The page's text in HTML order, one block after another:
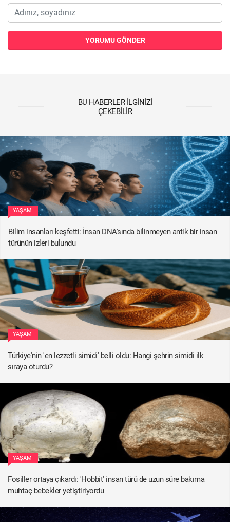
YORUMU GÖNDER
BU HABERLER İLGINIZI
ÇEKEBILIR
YAŞAM
Bilim insanları keşfetti: İnsan DNA'sında bilinmeyen antik bir insan
türünün izleri bulundu
YAŞAM
Türkiye'nin 'en lezzetli simidi' belli oldu: Hangi şehrin simidi ilk
sıraya oturdu?
YAŞAM
Fosiller ortaya çıkardı: 'Hobbit' insan türü de uzun süre bakıma
muhtaç bebekler yetiştiriyordu